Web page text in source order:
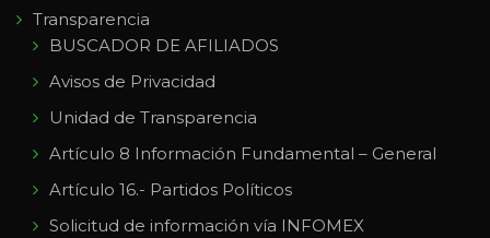
Transparencia
BUSCADOR DE AFILIADOS
Avisos de Privacidad
Unidad de Transparencia
Artículo 8 Información Fundamental – General
Artículo 16.- Partidos Políticos
Solicitud de información vía INFOMEX